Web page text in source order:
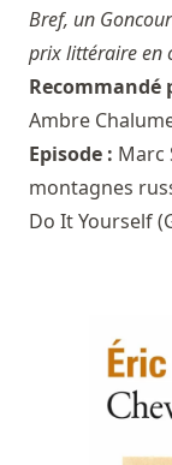
Bref, un
prix littéraire en
Recommandé
Ambre
Episode : Marc
montagnes
Do It Yourself